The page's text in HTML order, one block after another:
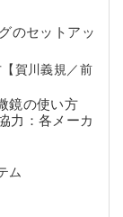
のセットアッ
賀川義規／前
鏡の使い方
力：各メーカ
ム